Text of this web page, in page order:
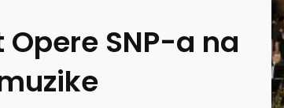
SNP-a na